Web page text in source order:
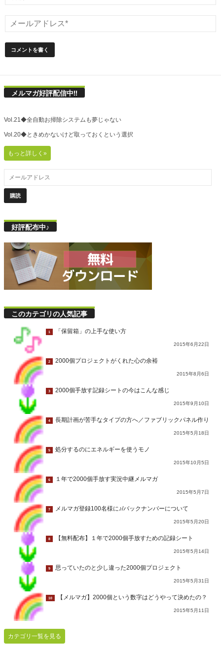
メルマガ好評配信中!!
Vol.21◆全自動お掃除システムも夢じゃない
Vol.20◆ときめかないけど取っておくという選択
もっと詳しく»
好評配布中♪
このカテゴリの人気記事
1 「保留箱」の上手な使い方
2015年6月22日
2 2000個プロジェクトがくれた心の余裕
2015年8月6日
3 2000個手放す記録シートの今はこんな感じ
2015年9月10日
4 長期計画が苦手なタイプの方へ／ファブリックパネル作り
2015年5月18日
5 処分するのにエネルギーを使うモノ
2015年10月5日
6 １年で2000個手放す実況中継メルマガ
2015年5月7日
7 メルマガ登録100名様に♪/バックナンバーについて
2015年5月20日
8 【無料配布】１年で2000個手放すための記録シート
2015年5月14日
9 思っていたのと少し違った2000個プロジェクト
2015年5月31日
10 【メルマガ】2000個という数字はどうやって決めたの？
2015年5月11日
カテゴリ一覧を見る